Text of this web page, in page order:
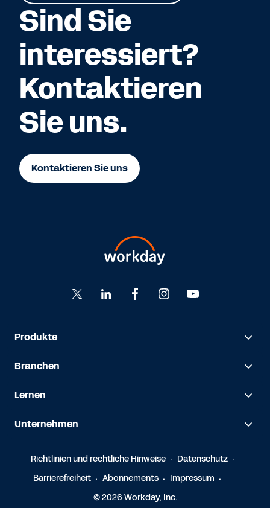
Sind Sie
interessiert?
Kontaktieren
Sie uns.
Kontaktieren Sie uns
Produkte
Branchen
Lernen
Unternehmen
Richtlinien und rechtliche Hinweise
Datenschutz
Barrierefreiheit
Abonnements
Impressum
© 2026 Workday, Inc.